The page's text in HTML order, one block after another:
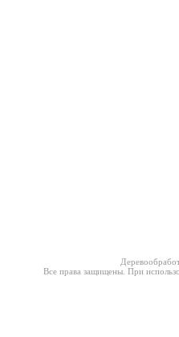
Все права защищены. При